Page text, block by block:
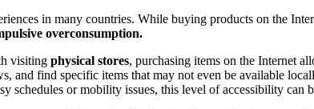
in many countries. While buying products on the
overconsumption.
visiting physical stores, purchasing items on the Internet
and find specific items that may not even be available
schedules or mobility issues, this level of accessibility can